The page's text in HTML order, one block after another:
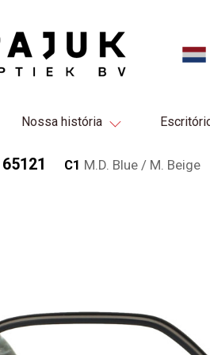
Nossa história
C1 M.D. Blue / M. Beige